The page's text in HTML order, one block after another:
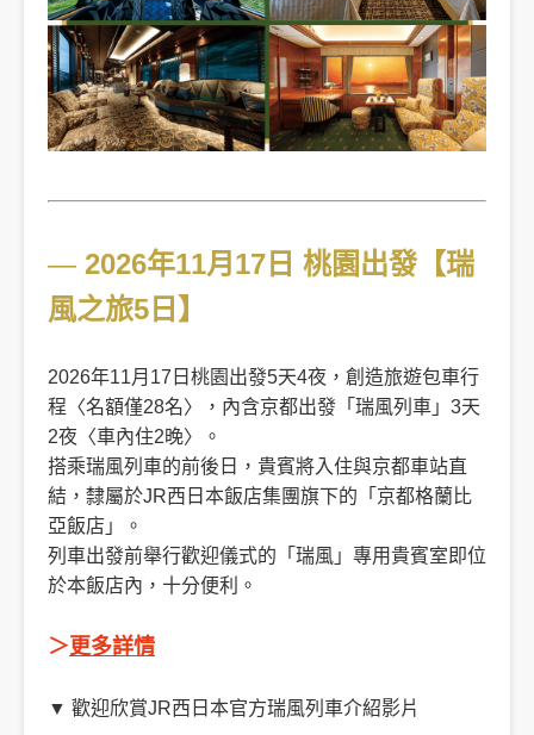
― 2026年11月17日 桃園出發【瑞
風之旅5日】
2026年11月17日桃園出發5天4夜，創造旅遊包車行
程〈名額僅28名〉，內含京都出發「瑞風列車」3天
2夜〈車內住2晚〉。
搭乘瑞風列車的前後日，貴賓將入住與京都車站直
結，隸屬於JR西日本飯店集團旗下的「京都格蘭比
亞飯店」。
列車出發前舉行歡迎儀式的「瑞風」專用貴賓室即位
於本飯店內，十分便利。
＞更多詳情
▼ 歡迎欣賞JR西日本官方瑞風列車介紹影片